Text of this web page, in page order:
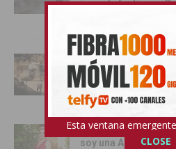
jornada festiva en
Orihuela se
action de Enredados
01/07/2026
Pilar Hernández,
soy una Armengola
Esta ventana
CLOSE